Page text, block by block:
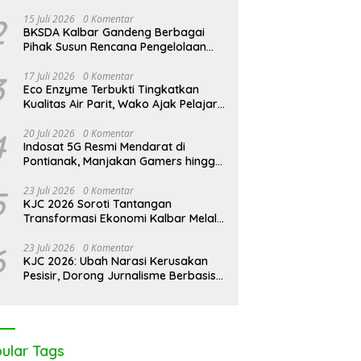
15 Juli 2026 0 Komentar
BKSDA Kalbar Gandeng Berbagai
Pihak Susun Rencana Pengelolaan
Karimata 2027-2036
17 Juli 2026 0 Komentar
Eco Enzyme Terbukti Tingkatkan
Kualitas Air Parit, Wako Ajak Pelajar
20 Juli 2026 0 Komentar
Indosat 5G Resmi Mendarat di
Pontianak, Manjakan Gamers hingga
23 Juli 2026 0 Komentar
KJC 2026 Soroti Tantangan
Transformasi Ekonomi Kalbar Melalui
23 Juli 2026 0 Komentar
KJC 2026: Ubah Narasi Kerusakan
Pesisir, Dorong Jurnalisme Berbasis
Tags